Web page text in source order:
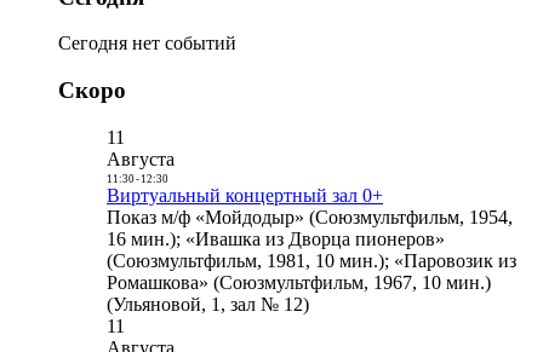
Сегодня нет событий
Скоро
11
Августа
11:30- 12:30
Виртуальный концертный зал 0+
Показ м/ф «Мойдодыр» (Союзмультфильм, 1954,
16 мин.); «Ивашка из Дворца пионеров»
(Союзмультфильм, 1981, 10 мин.); «Паровозик из
Ромашкова» (Союзмультфильм, 1967, 10 мин.)
(Ульяновой, 1, зал № 12)
11